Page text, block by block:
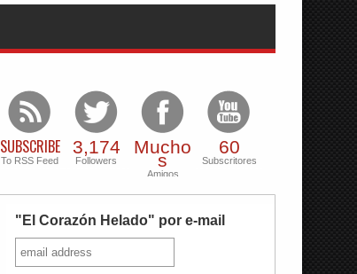
SUBSCRIBE
To RSS Feed
3,174
Followers
Mucho
s
Amigos
60
Subscritores
"El Corazón Helado" por e-mail